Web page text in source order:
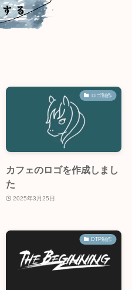
ロゴ制作
カフェのロゴを作成しまし
た
2025年3月25日
DTP制作